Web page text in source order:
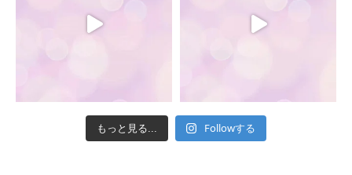
もっと見る... Followする